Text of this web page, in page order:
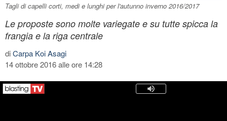
Tagli di capelli corti, medi e lunghi per l'autunno inverno 2016/2017
Le proposte sono molte variegate e su tutte spicca la
frangia e la riga centrale
diCarpa Koi Asagi
14 ottobre 2016 alle ore 14:28